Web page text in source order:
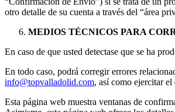
otro detalle de su cuenta a través del “área
MEDIOS TÉCNICOS PARA
En caso de que usted detectase que se ha
En todo caso, podrá corregir errores
info@topvalladolid.com, así como ejercitar
Esta página web muestra ventanas de